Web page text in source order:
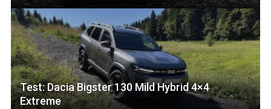
Test: Dacia Bigster 130 Mild Hybrid 4×4
Extreme